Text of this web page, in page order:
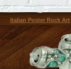
Italian Poster Rock Art